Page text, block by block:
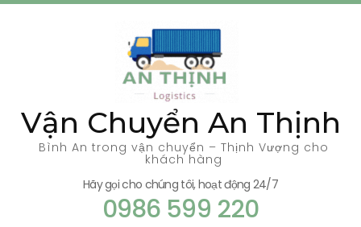
Bỏ
dungVận Chuyển An Thịnh
Bình An trong vận chuyển – Thịnh Vượng cho
khách hàng
Hãy gọi cho chúng tôi, hoạt động 24/7
0986 599 220